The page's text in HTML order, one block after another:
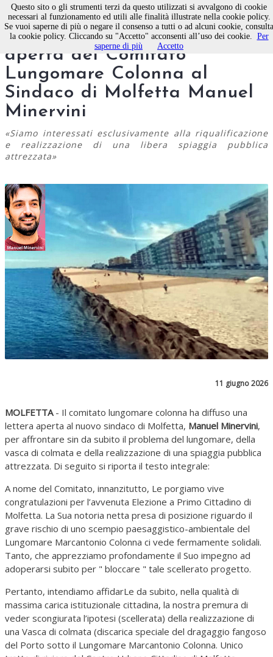
Vasca di colmata, la lettera
aperta del Comitato
Lungomare Colonna al
Sindaco di Molfetta Manuel
Minervini
«Siamo interessati esclusivamente alla riqualificazione
e realizzazione di una libera spiaggia pubblica
attrezzata»
11 giugno 2026
MOLFETTA- Il comitato lungomare colonna ha diffuso una
lettera aperta al nuovo sindaco di Molfetta, Manuel Minervini,
per affrontare sin da subito il problema del lungomare, della
vasca di colmata e della realizzazione di una spiaggia pubblica
attrezzata. Di seguito si riporta il testo integrale:
A nome del Comitato, innanzitutto, Le porgiamo vive
congratulazioni per l’avvenuta Elezione a Primo Cittadino di
Molfetta. La Sua notoria netta presa di posizione riguardo il
grave rischio di uno scempio paesaggistico-ambientale del
Lungomare Marcantonio Colonna ci vede fermamente solidali.
Tanto, che apprezziamo profondamente il Suo impegno ad
adoperarsi subito per " bloccare " tale scellerato progetto.
Pertanto, intendiamo affidarLe da subito, nella qualità di
massima carica istituzionale cittadina, la nostra premura di
veder scongiurata l’ipotesi (scellerata) della realizzazione di
una Vasca di colmata (discarica speciale del dragaggio fangoso
del Porto sotto il Lungomare Marcantonio Colonna. Unico
Questo sito o gli strumenti terzi da questo utilizzati si avvalgono di cookie
necessari al funzionamento ed utili alle finalità illustrate nella cookie policy.
Se vuoi saperne di più o negare il consenso a tutti o ad alcuni cookie, consulta
la cookie policy. Cliccando su "Accetto" acconsenti all’uso dei cookie. Per
saperne di più
Accetto